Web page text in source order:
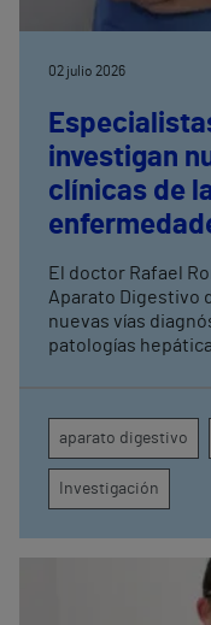
02 julio 2026
investigan
clínicas de
El doctor Rafael
Aparato Digestivo
nuevas vías
patologías
endohepatología,
procedimientos
a los pacientes
aparato digestivo
Investigación